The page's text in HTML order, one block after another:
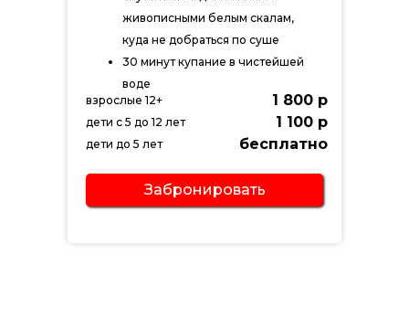
живописными белым скалам,
куда не добраться по суше
30 минут купание в чистейшей
воде
Забронировать
взрослые 12+
дети с 5 до 12 лет
дети до 5 лет
1 800 р
1 100 р
бесплатно